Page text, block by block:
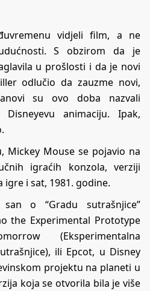
vidjeli film, a ne
S obzirom da je
u prošlosti i da je novi
odlučio da zauzme novi,
su ovo doba nazvali
animaciju. Ipak,
Mickey Mouse se pojavio na
igraćih konzola, verziji
igre i sat, 1981. godine.
o “Gradu sutrašnjice”
the Experimental Prototype
(Eksperimentalna
ili Epcot, u Disney
projektu na planeti u
koja se otvorila bila je više